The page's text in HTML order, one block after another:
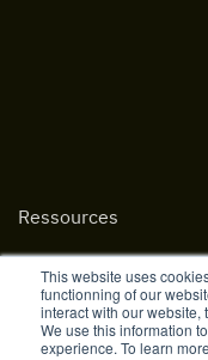
This website uses
functionning of our
interact with our website,
We use this information
experience. To learn
Ressources
Apprendre
Découvrir